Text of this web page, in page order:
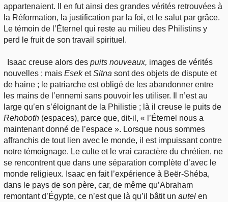
appartenaient. Il en fut ainsi des grandes vérités retrouvées à
la Réformation, la justification par la foi, et le salut par grâce.
Le témoin de l’Éternel qui reste au milieu des Philistins y
perd le fruit de son travail spirituel.
Isaac creuse alors despuits nouveaux, images de vérités
nouvelles ; mais EseketSitna sont des objets de dispute et
de haine ; le patriarche est obligé de les abandonner entre
les mains de l’ennemi sans pouvoir les utiliser. Il n’est au
large qu’en s’éloignant de la Philistie ; là il creuse le puits de
Rehoboth (espaces), parce que, dit-il, « l’Éternel nous a
maintenant donné de l’espace ». Lorsque nous sommes
affranchis de tout lien avec le monde, il est impuissant contre
notre témoignage. Le culte et le vrai caractère du chrétien, ne
se rencontrent que dans une séparation complète d’avec le
monde religieux. Isaac en fait l’expérience à Beër-Shéba,
dans le pays de son père, car, de même qu’Abraham
remontant d’Égypte, ce n’est que là qu’il bâtit un autel en